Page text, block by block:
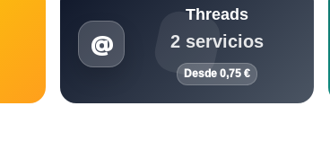
Threads
2 servicios
Desde 0,75 €